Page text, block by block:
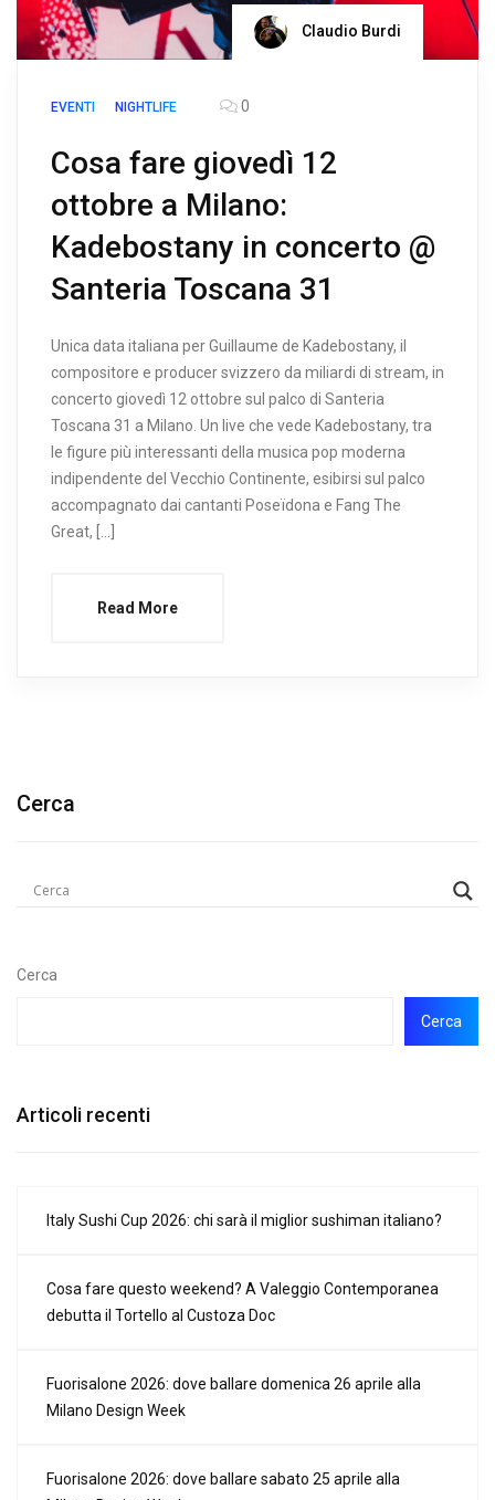
Claudio Burdi
EVENTI NIGHTLIFE 0
Cosa fare giovedì 12
ottobre a Milano:
Kadebostany in concerto @
Santeria Toscana 31
Unica data italiana per Guillaume de Kadebostany, il
compositore e producer svizzero da miliardi di stream, in
concerto giovedì 12 ottobre sul palco di Santeria
Toscana 31 a Milano. Un live che vede Kadebostany, tra
le figure più interessanti della musica pop moderna
indipendente del Vecchio Continente, esibirsi sul palco
accompagnato dai cantanti Poseïdona e Fang The
Great, […]
Read More
Cerca
Cerca
Cerca
Articoli recenti
Italy Sushi Cup 2026: chi sarà il miglior sushiman italiano?
Cosa fare questo weekend? A Valeggio Contemporanea
debutta il Tortello al Custoza Doc
Fuorisalone 2026: dove ballare domenica 26 aprile alla
Milano Design Week
Fuorisalone 2026: dove ballare sabato 25 aprile alla